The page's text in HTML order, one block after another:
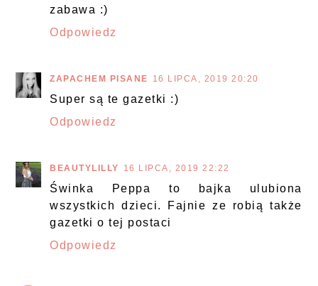
zabawa :)
Odpowiedz
ZAPACHEM PISANE 16 LIPCA, 2019 20:20
Super są te gazetki :)
Odpowiedz
BEAUTYLILLY 16 LIPCA, 2019 22:22
Świnka Peppa to bajka ulubiona
wszystkich dzieci. Fajnie ze robią także
gazetki o tej postaci
Odpowiedz